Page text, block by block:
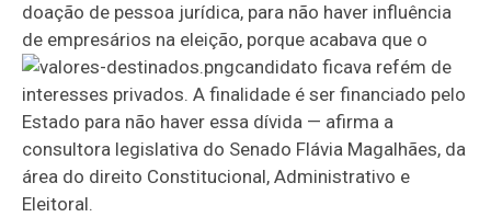
doação de pessoa jurídica, para não haver influência
de empresários na eleição, porque acabava que o
candidato ficava refém de
interesses privados. A finalidade é ser financiado pelo
Estado para não haver essa dívida — afirma a
consultora legislativa do Senado Flávia Magalhães, da
área do direito Constitucional, Administrativo e
Eleitoral.